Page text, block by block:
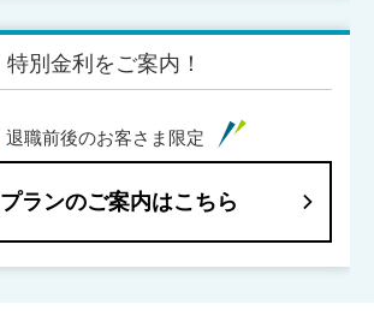
特別金利をご案内！
退職前後のお客さま限定
プランのご案内はこちら